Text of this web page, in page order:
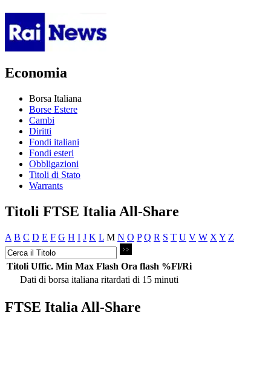
Economia
Borsa Italiana
Borse Estere
Cambi
Diritti
Fondi italiani
Fondi esteri
Obbligazioni
Titoli di Stato
Warrants
Titoli FTSE Italia All-Share
A B C D E F G H I J K L M N O P Q R S T U V W X Y Z
Titoli Uffic. Min Max Flash Ora flash %Fl/Ri
Dati di borsa italiana ritardati di 15 minuti
FTSE Italia All-Share